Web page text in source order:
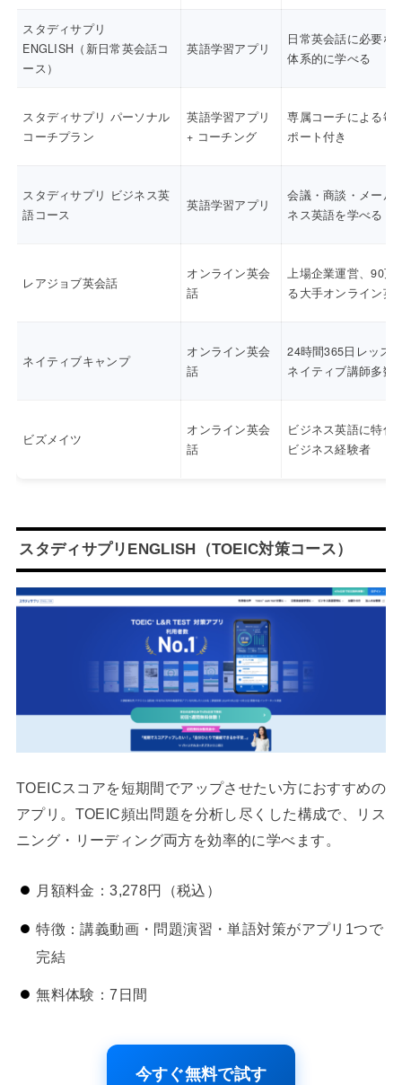
スタディサプリ
ENGLISH（新日常英会話コ
ース）
英語学習アプリ
日常英会話に必要な
体系的に学べる
スタディサプリ パーソナル
コーチプラン
英語学習アプリ
+ コーチング
専属コーチによる毎
ポート付き
スタディサプリ ビジネス英
語コース
英語学習アプリ
会議・商談・メール
ネス英語を学べる
レアジョブ英会話
オンライン英会
話
上場企業運営、90万
る大手オンライン英
ネイティブキャンプ
オンライン英会
話
24時間365日レッス
ネイティブ講師多数
ビズメイツ
オンライン英会
話
ビジネス英語に特化
ビジネス経験者
スタディサプリENGLISH（TOEIC対策コース）
TOEICスコアを短期間でアップさせたい方におすすめの
アプリ。TOEIC頻出問題を分析し尽くした構成で、リス
ニング・リーディング両方を効率的に学べます。
月額料金：3,278円（税込）
特徴：講義動画・問題演習・単語対策がアプリ1つで
完結
無料体験：7日間
今すぐ無料で試す